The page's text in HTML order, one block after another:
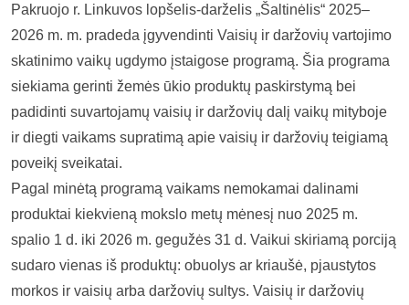
Pakruojo r. Linkuvos lopšelis-darželis „Šaltinėlis“ 2025–
2026 m. m. pradeda įgyvendinti Vaisių ir daržovių vartojimo
skatinimo vaikų ugdymo įstaigose programą. Šia programa
siekiama gerinti žemės ūkio produktų paskirstymą bei
padidinti suvartojamų vaisių ir daržovių dalį vaikų mityboje
ir diegti vaikams supratimą apie vaisių ir daržovių teigiamą
poveikį sveikatai.
Pagal minėtą programą vaikams nemokamai dalinami
produktai kiekvieną mokslo metų mėnesį nuo 2025 m.
spalio 1 d. iki 2026 m. gegužės 31 d. Vaikui skiriamą porciją
sudaro vienas iš produktų: obuolys ar kriaušė, pjaustytos
morkos ir vaisių arba daržovių sultys. Vaisių ir daržovių